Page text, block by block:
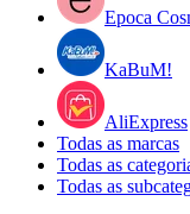
Epoca
KaBuM!
AliExpress
Todas as marcas
Todas as
Todas as